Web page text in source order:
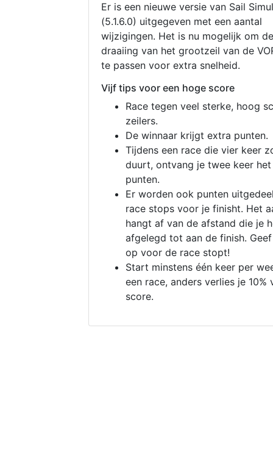
Er is een nieuwe versie van Sail
(5.1.6.0) uitgegeven met een aantal
wijzigingen. Het is nu mogelijk om de
draaiing van het grootzeil van de
te passen voor extra snelheid.
Vijf tips voor een hoge score
Race tegen veel sterke, hoog
zeilers.
De winnaar krijgt extra punten.
Tijdens een race die vier keer
duurt, ontvang je twee keer
punten.
Er worden ook punten
race stops voor je finisht. Het
hangt af van de afstand die je
afgelegd tot aan de finish.
op voor de race stopt!
Start minstens één keer per
een race, anders verlies je 10%
score.